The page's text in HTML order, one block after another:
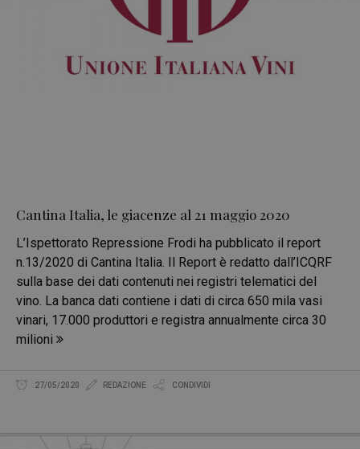
Cantina Italia, le giacenze al 21 maggio 2020
L’Ispettorato Repressione Frodi ha pubblicato il report
n.13/2020 di Cantina Italia. Il Report è redatto dall’ICQRF
sulla base dei dati contenuti nei registri telematici del
vino. La banca dati contiene i dati di circa 650 mila vasi
vinari, 17.000 produttori e registra annualmente circa 30
milioni
27/05/2020 REDAZIONE CONDIVIDI